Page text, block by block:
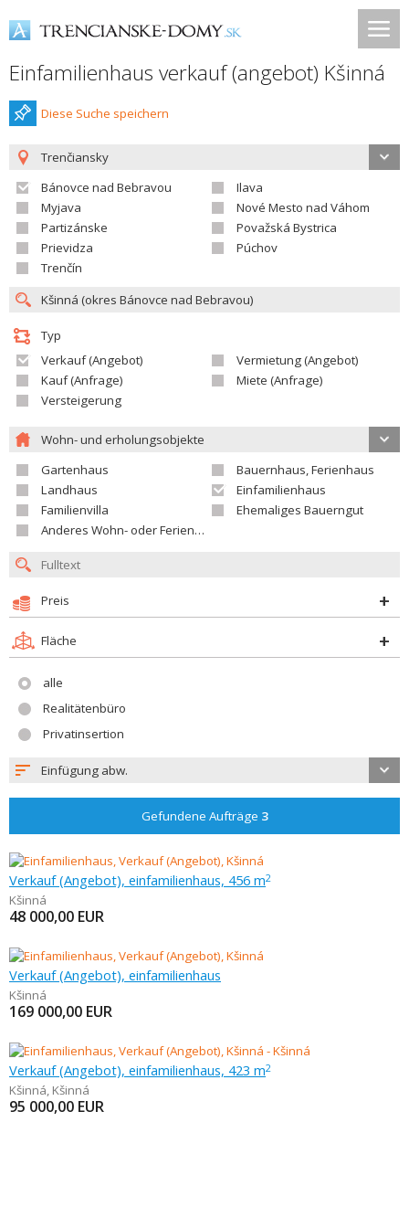
Einfamilienhaus verkauf (angebot) Kšinná
Diese Suche speichern
Trenčiansky
Bánovce nad Bebravou
Ilava
Myjava
Nové Mesto nad Váhom
Partizánske
Považská Bystrica
Prievidza
Púchov
Trenčín
Typ
Verkauf (Angebot)
Vermietung (Angebot)
Kauf (Anfrage)
Miete (Anfrage)
Versteigerung
Wohn- und erholungsobjekte
Gartenhaus
Bauernhaus, Ferienhaus
Landhaus
Einfamilienhaus
Familienvilla
Ehemaliges Bauerngut
Anderes Wohn- oder Ferienobjekt
Preis
Fläche
alle
Realitätenbüro
Privatinsertion
Einfügung abw.
Gefundene Aufträge 3
Verkauf (Angebot), einfamilienhaus, 456 m2
Kšinná
48 000,00 EUR
Verkauf (Angebot), einfamilienhaus
Kšinná
169 000,00 EUR
Verkauf (Angebot), einfamilienhaus, 423 m2
Kšinná, Kšinná
95 000,00 EUR